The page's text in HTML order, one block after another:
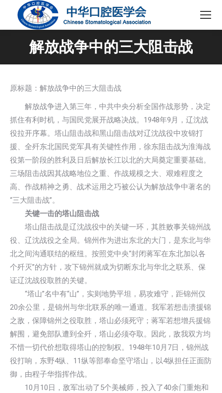
解放战争中的三大阻击战
原标题：解放战争中的三大阻击战
解放战争进入第三年，中共中央分析全国作战形势，决定
抓住有利时机，与国民党展开战略决战。1948年9月，辽沈战
役拉开序幕。塔山阻击战和黑山阻击战对辽沈战役中攻锦打
援、全歼东北国民党军具有关键性作用，徐东阻击战为淮海战
役第一阶段的胜利及日后解放长江以北的大局奠定重要基础。
三场阻击战因其战略地位之重、作战规模之大、艰难程度之
高、作战精神之勇、战术运用之巧被公认为解放战争中著名的
“三大阻击战”。
关键一击的塔山阻击战
塔山阻击战是辽沈战役中的关键一环，其胜败事关锦州战
役、辽沈战役之全局。锦州作为进出东北的大门，是东北与华
北之间沟通联结的枢纽。按照党中央“封闭蒋军在东北加以各
个歼灭”的方针，攻下锦州就成为切断东北与华北之联系、保
证辽沈战役取胜的关键。
“塔山”名中有“山”，实则地势平坦，易攻难守，距锦州仅
20余公里，是锦州与华北联系的唯一通道。我军若想击溃援锦
之敌，保障锦州之役取胜，塔山必须死守；蒋军若想增兵援锦
解围，避免部队遭到全歼，塔山必须夺取。因此，敌我双方均
不惜一切代价想取得塔山的控制权。1948年10月7日，锦州战
役打响，东野4纵、11纵等部奉命坚守塔山，以4纵担任正面防
御，由程子华指挥作战。
10月10日，敌军出动了5个美械师，投入了40余门重炮和